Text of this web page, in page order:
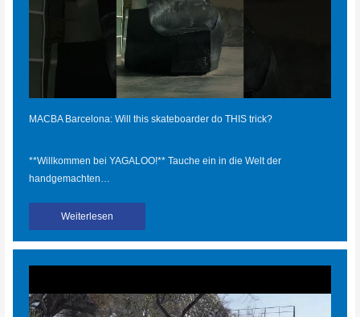
MACBA Barcelona: Will this skateboarder do THIS trick?
**Willkommen bei YAGALOO!** Tauche ein in die Welt der
handgemachten…
Weiterlesen